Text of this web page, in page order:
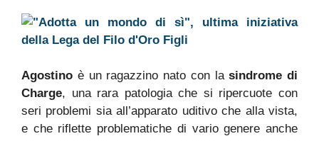
Agostino è un ragazzino nato con lasindrome di
Charge, una rara patologia che si ripercuote con
seri problemi sia all’apparato uditivo che alla vista,
e che riflette problematiche di vario genere anche